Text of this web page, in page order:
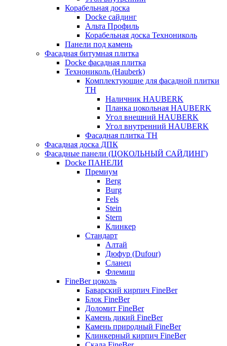
Корабельная доска
Docke сайдинг
Альта Профиль
Корабельная доска Технониколь
Панели под камень
Фасадная битумная плитка
Docke фасадная плитка
Технониколь (Hauberk)
Комплектующие для фасадной плитки
ТН
Наличник HAUBERK
Планка цокольная HAUBERK
Угол внешний HAUBERK
Угол внутренний HAUBERK
Фасадная плитка ТН
Фасадная доска ДПК
Фасадные панели (ЦОКОЛЬНЫЙ САЙДИНГ)
Docke ПАНЕЛИ
Премиум
Berg
Burg
Fels
Stein
Stern
Клинкер
Стандарт
Алтай
Дюфур (Dufour)
Сланец
Флемиш
FineBer цоколь
Баварский кирпич FineBer
Блок FineBer
Доломит FineBer
Камень дикий FineBer
Камень природный FineBer
Клинкерный кирпич FineBer